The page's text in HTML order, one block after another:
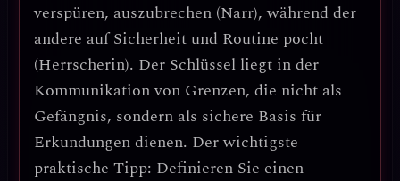
verspüren, auszubrechen (Narr), während der
andere auf Sicherheit und Routine pocht
(Herrscherin). Der Schlüssel liegt in der
Kommunikation von Grenzen, die nicht als
Gefängnis, sondern als sichere Basis für
Erkundungen dienen. Der wichtigste
praktische Tipp: Definieren Sie einen